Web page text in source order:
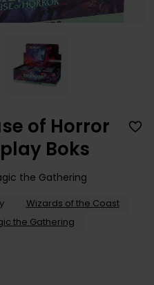
of Horror
Boks
the Gathering
Wizards of the Coast
the Gathering